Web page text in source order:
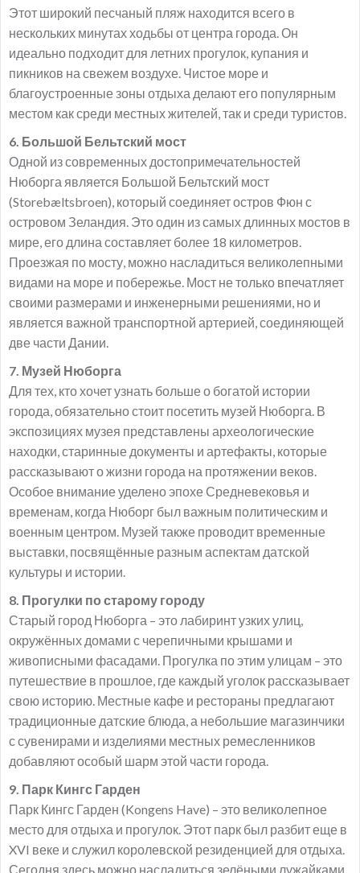
Этот широкий песчаный пляж находится всего в
нескольких минутах ходьбы от центра города. Он
идеально подходит для летних прогулок, купания и
пикников на свежем воздухе. Чистое море и
благоустроенные зоны отдыха делают его популярным
местом как среди местных жителей, так и среди туристов.
6. Большой Бельтский мост
Одной из современных достопримечательностей
Нюборга является Большой Бельтский мост
(Storebæltsbroen), который соединяет остров Фюн с
островом Зеландия. Это один из самых длинных мостов в
мире, его длина составляет более 18 километров.
Проезжая по мосту, можно насладиться великолепными
видами на море и побережье. Мост не только впечатляет
своими размерами и инженерными решениями, но и
является важной транспортной артерией, соединяющей
две части Дании.
7. Музей Нюборга
Для тех, кто хочет узнать больше о богатой истории
города, обязательно стоит посетить музей Нюборга. В
экспозициях музея представлены археологические
находки, старинные документы и артефакты, которые
рассказывают о жизни города на протяжении веков.
Особое внимание уделено эпохе Средневековья и
временам, когда Нюборг был важным политическим и
военным центром. Музей также проводит временные
выставки, посвящённые разным аспектам датской
культуры и истории.
8. Прогулки по старому городу
Старый город Нюборга – это лабиринт узких улиц,
окружённых домами с черепичными крышами и
живописными фасадами. Прогулка по этим улицам – это
путешествие в прошлое, где каждый уголок рассказывает
свою историю. Местные кафе и рестораны предлагают
традиционные датские блюда, а небольшие магазинчики
с сувенирами и изделиями местных ремесленников
добавляют особый шарм этой части города.
9. Парк Кингс Гарден
Парк Кингс Гарден (Kongens Have) – это великолепное
место для отдыха и прогулок. Этот парк был разбит еще в
XVI веке и служил королевской резиденцией для отдыха.
Сегодня здесь можно насладиться зелёными лужайками,